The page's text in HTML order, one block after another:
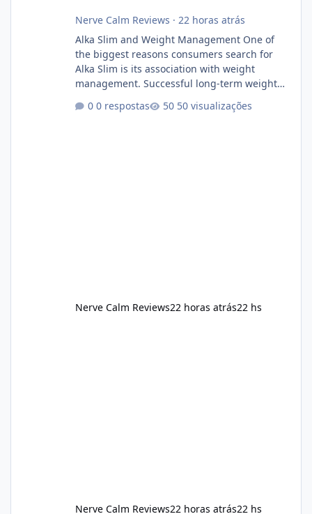
Nerve Calm Reviews · 22 horas atrás
Alka Slim and Weight Management One of
the biggest reasons consumers search for
Alka Slim is its association with weight
management. Successful long-term weight
consistency rather than quick fixes. A
0 respostas 50 visualizações
Nerve Calm Reviews22 horas atrás22 hs
Nerve Calm Reviews22 horas atrás22 hs